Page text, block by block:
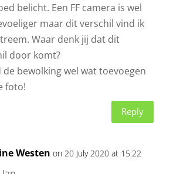
belicht. Een FF camera is wel
maar dit verschil vind ik
Waar denk jij dat dit
door komt?
de bewolking wel wat toevoegen
foto!
Reply
Westen on 20 July 2020 at 15:22